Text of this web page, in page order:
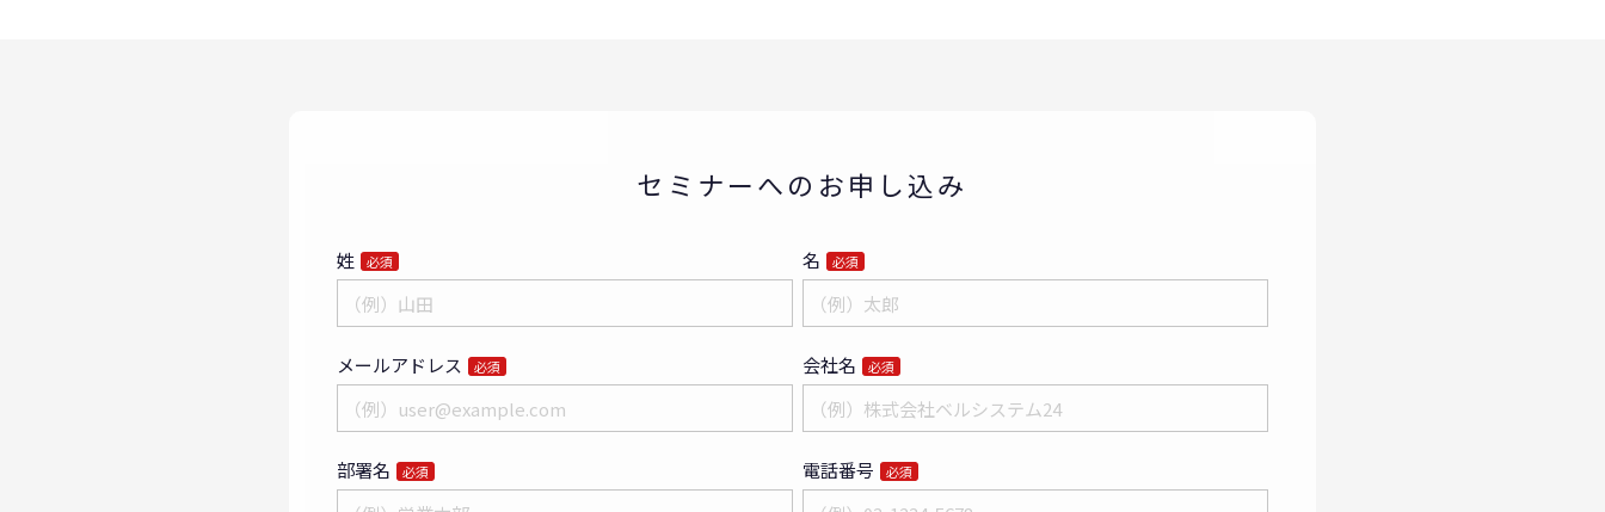
セミナーへのお申し込み
姓 必須 名 必須
メールアドレス 必須 会社名 必須
部署名 必須 電話番号 必須